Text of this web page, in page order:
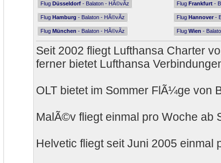
Flug Düsseldorf - Balaton - HÃ©vÃ­z Flug Frankfurt -
Flug Hamburg - Balaton - HÃ©vÃ­z Flug Hannover -
Flug München - Balaton - HÃ©vÃ­z Flug Wien -
Seit 2002 fliegt Lufthansa Charter
ferner bietet Lufthansa
OLT bietet im Sommer FlÃ¼ge von
MalÃ©v fliegt einmal pro Woche ab
Helvetic fliegt seit Juni 2005